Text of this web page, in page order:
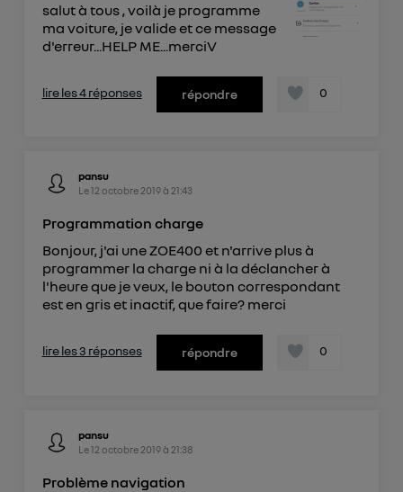
salut à tous , voilà je programme
ma voiture, je valide et ce message
d'erreur...HELP ME...merciV
lire les 4 réponses répondre 0
pansu
Le12 octobre 2019à 21:43
Programmation charge
Bonjour, j'ai une ZOE400 et n'arrive plus à
programmer la charge ni à la déclancher à
l'heure que je veux, le bouton correspondant
est en gris et inactif, que faire? merci
lire les 3 réponses répondre 0
pansu
Le12 octobre 2019à 21:38
Problème navigation